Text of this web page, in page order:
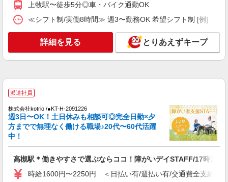
キープ 詳細を見る
株式会社kotrio /●KT-H-1990425
最寄り駅：摂津富田
キープ 詳細を見る
派遣社員
上牧駅｜障がい者施設で軽作業の見守りなど＊
上牧駅〜徒歩5分◎車・バイク通勤OK
≪シフト制/実働8時間≫ 週3〜勤務OK 希望シフト制 [例] ・
詳細を見る とりあえずキープ
派遣社員
株式会社kotrio /●KT-H-2091226
週3日〜OK！土日休みも相談可◎完全日勤×夕
方までで無理なく働ける職場♪20代〜60代活躍
中！
高槻駅＊働きやすさで選ぶならココ！障がいデイSTAFF/17時定時
時給1600円〜2250円 ＜日払い有/週払い有/交通費全支給(ガ